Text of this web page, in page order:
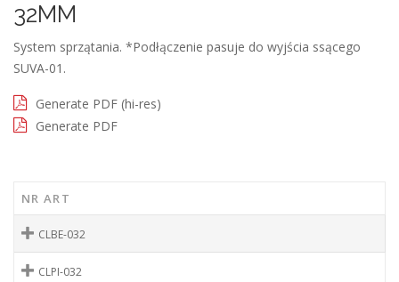
32MM
System sprzątania. *Podłączenie pasuje do wyjścia ssącego
SUVA-01.
Generate PDF (hi-res)
Generate PDF
NR ART
CLBE-032
CLPI-032